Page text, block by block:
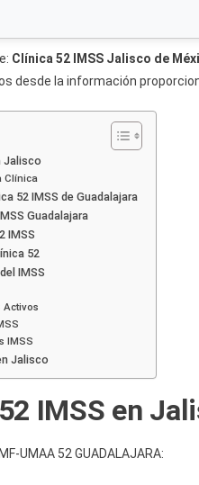
Clínica 52 IMSS Jalisco de
desde la información
Jalisco
Clínica
52 IMSS de Guadalajara
Guadalajara
IMSS
52
IMSS
Activos
IMSS
Jalisco
IMSS en
UMAA 52 GUADALAJARA: